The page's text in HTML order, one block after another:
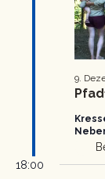
9.
18:00